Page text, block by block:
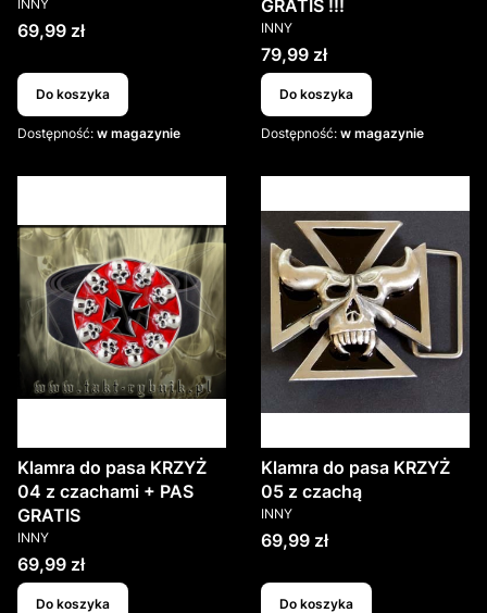
INNY
Cena
69,99 zł
Do koszyka
Dostępność: w magazynie
GRATIS !!!
PRODUCENT
INNY
Cena
79,99 zł
Do koszyka
Dostępność: w magazynie
Klamra do pasa KRZYŻ
04 z czachami + PAS
GRATIS
PRODUCENT
INNY
Cena
69,99 zł
Do koszyka
Klamra do pasa KRZYŻ
05 z czachą
PRODUCENT
INNY
Cena
69,99 zł
Do koszyka